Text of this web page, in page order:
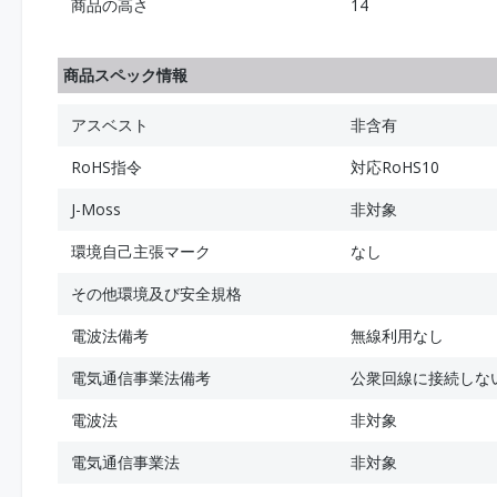
商品の高さ 14
商品スペック情報
アスベスト
非含有
RoHS指令
対応RoHS10
J-Moss
非対象
環境自己主張マーク
なし
その他環境及び安全規格
電波法備考
無線利用なし
電気通信事業法備考
公衆回線に接続しな
電波法
非対象
電気通信事業法
非対象